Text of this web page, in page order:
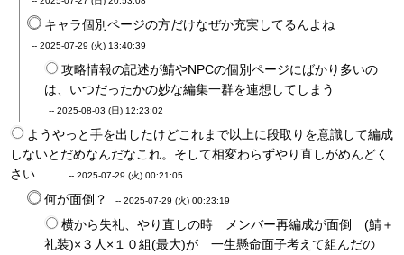
キャラ個別ページの方だけなぜか充実してるんよね
-- 2025-07-29 (火) 13:40:39
攻略情報の記述が鯖やNPCの個別ページにばかり多いの
は、いつだったかの妙な編集一群を連想してしまう
-- 2025-08-03 (日) 12:23:02
ようやっと手を出したけどこれまで以上に段取りを意識して編成
しないとだめなんだなこれ。そして相変わらずやり直しがめんどく
さい……
-- 2025-07-29 (火) 00:21:05
何が面倒？ -- 2025-07-29 (火) 00:23:19
横から失礼、やり直しの時 メンバー再編成が面倒 (鯖＋
礼装)×３人×１０組(最大)が 一生懸命面子考えて組んだの